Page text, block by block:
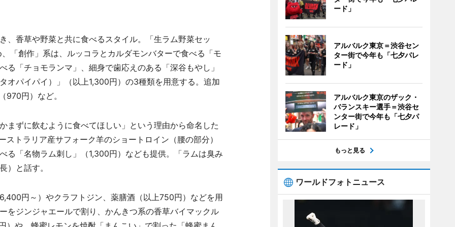
香草や野菜と共に食べるスタイル。「生ラム野菜セッ
「創作」系は、ルッコラとカルダモンバターで食べる「モ
「チョモランマ」、細身で歯応えのある「深谷もやし」
オパイパイ）」（以上1,300円）の3種類を用意する。追加
970円）など。
ずに飲むように食べてほしい」という理由から命名した
トラリア産サフォーク羊のショートロイン（腰の部分）
る「名物ラム刺し」（1,300円）なども提供。「ラムは臭み
）と話す。
円～）やクラフトジン、薬膳酒（以上750円）などを用
をジンジャエールで割り、かんきつ系の香草バイマックル
ード」
アルバルク東京＝渋谷セン
ター街で今年も「七夕パレ
ード」
アルバルク東京のザック・
バランスキー選手＝渋谷セ
ンター街で今年も「七夕パ
レード」
もっと見る
ワールドフォトニュース